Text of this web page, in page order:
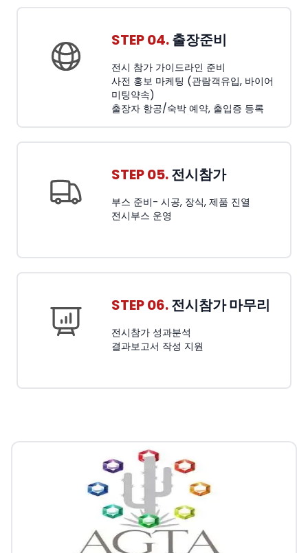
STEP 04.출장준비
전시 참가 가이드라인 준비
사전 홍보 마케팅 (관람객유입, 바이어
미팅약속)
출장자 항공/숙박 예약, 출입증 등록
STEP 05.전시참가
부스 준비- 시공, 장식, 제품 진열
전시부스 운영
STEP 06.전시참가 마무리
전시참가 성과분석
결과보고서 작성 지원